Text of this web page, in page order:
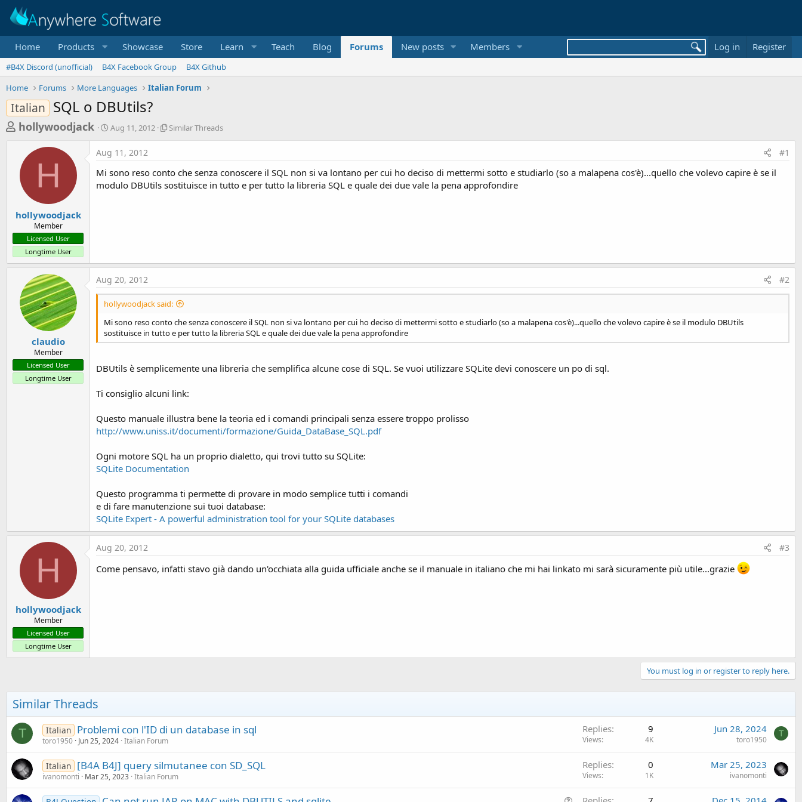
Home Products Showcase Store Learn Teach Blog Forums New posts Members Log in Register
#B4X Discord (unofficial) B4X Facebook Group
B4X Github
Home
Forums More Languages Italian Forum
Italian SQL o DBUtils?
T
e
a
s
t
a
r
e
r
hollywoodjack
S
r
d
a
Aug 11, 2012
S
a
r
s
Similar Threads
H
hollywoodjack
Member
Licensed User
Longtime User
Aug 11, 2012 #1
Mi sono reso conto che senza conoscere il SQL non si va lontano per cui ho deciso di mettermi sotto e studiarlo (so a malapena cos'è)...quello che volevo capire è se il
modulo DBUtils sostituisce in tutto e per tutto la libreria SQL e quale dei due vale la pena approfondire
claudio
Member
Licensed User
Longtime User
Aug 20, 2012 #2
hollywoodjack said:
Mi sono reso conto che senza conoscere il SQL non si va lontano per cui ho deciso di mettermi sotto e studiarlo (so a malapena cos'è)...quello che volevo capire è se il modulo DBUtils
sostituisce in tutto e per tutto la libreria SQL e quale dei due vale la pena approfondire
DBUtils è semplicemente una libreria che semplifica alcune cose di SQL. Se vuoi utilizzare SQLite devi conoscere un po di sql.
Ti consiglio alcuni link:
Questo manuale illustra bene la teoria ed i comandi principali senza essere troppo prolisso
http://www.uniss.it/documenti/formazione/Guida_DataBase_SQL.pdf
Ogni motore SQL ha un proprio dialetto, qui trovi tutto su SQLite:
SQLite Documentation
Questo programma ti permette di provare in modo semplice tutti i comandi
e di fare manutenzione sui tuoi database:
SQLite Expert - A powerful administration tool for your SQLite databases
H
hollywoodjack
Member
Licensed User
Longtime User
Aug 20, 2012 #3
Come pensavo, infatti stavo già dando un'occhiata alla guida ufficiale anche se il manuale in italiano che mi hai linkato mi sarà sicuramente più utile...grazie
You must log in or register to reply here.
Similar Threads
T Italian Problemi con l'ID di un database in sql
toro1950 Jun 25, 2024 Italian Forum
Replies 9
Views 4K
Jun 28, 2024
toro1950
T
Italian [B4A B4J] query silmutanee con SD_SQL
ivanomonti Mar 25, 2023 Italian Forum
Replies 0
Views 1K
Mar 25, 2023
ivanomonti